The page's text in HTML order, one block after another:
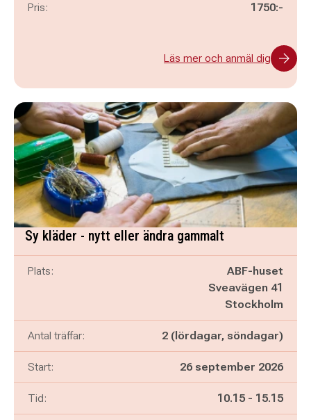
Pris: 1750:-
Läs mer och anmäl dig
Sy kläder - nytt eller ändra gammalt
Plats:
ABF-huset
Sveavägen 41
Stockholm
Antal träffar: 2 (lördagar, söndagar)
Start: 26 september 2026
Tid: Pågår mellan
10.15 - och
15.15